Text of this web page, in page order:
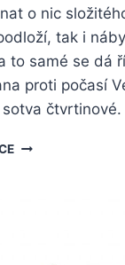
o nic
tak i
to samé se dá
proti počasí
PROČ